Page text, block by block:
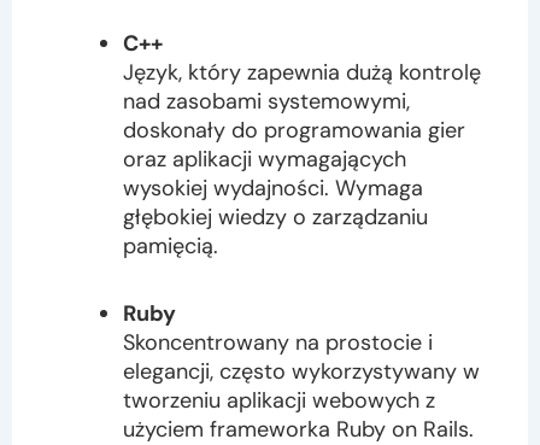
C++
Język, który zapewnia dużą kontrolę
nad zasobami systemowymi,
doskonały do programowania gier
oraz aplikacji wymagających
wysokiej wydajności. Wymaga
głębokiej wiedzy o zarządzaniu
pamięcią.
Ruby
Skoncentrowany na prostocie i
elegancji, często wykorzystywany w
tworzeniu aplikacji webowych z
użyciem frameworka Ruby on Rails.